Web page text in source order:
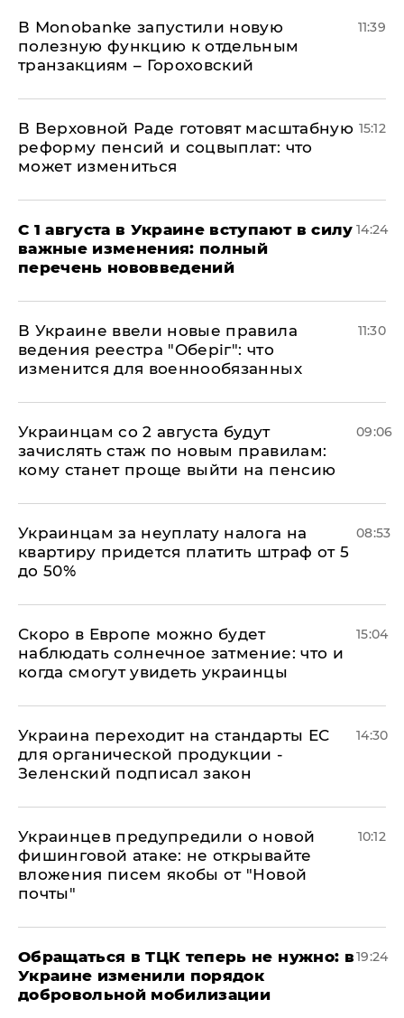
В Мonobankе запустили новую
полезную функцию к отдельным
транзакциям – Гороховский
11:39
В Верховной Раде готовят масштабную
реформу пенсий и соцвыплат: что
может измениться
15:12
С 1 августа в Украине вступают в силу
важные изменения: полный
перечень нововведений
14:24
В Украине ввели новые правила
ведения реестра "Оберіг": что
изменится для военнообязанных
11:30
Украинцам со 2 августа будут
зачислять стаж по новым правилам:
кому станет проще выйти на пенсию
09:06
Украинцам за неуплату налога на
квартиру придется платить штраф от 5
до 50%
08:53
Скоро в Европе можно будет
наблюдать солнечное затмение: что и
когда смогут увидеть украинцы
15:04
Украина переходит на стандарты ЕС
для органической продукции -
Зеленский подписал закон
14:30
Украинцев предупредили о новой
фишинговой атаке: не открывайте
вложения писем якобы от "Новой
почты"
10:12
Обращаться в ТЦК теперь не нужно: в
Украине изменили порядок
добровольной мобилизации
19:24